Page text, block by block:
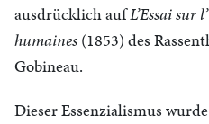
ausdrücklich aufL’Essai sur
humaines (1853) des
Gobineau.
Dieser Essenzialismus